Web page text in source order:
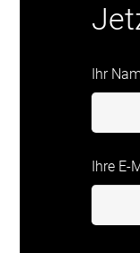
Ihr
Ihre E-